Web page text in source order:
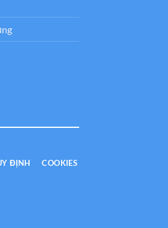
ĐỊNH COOKIES